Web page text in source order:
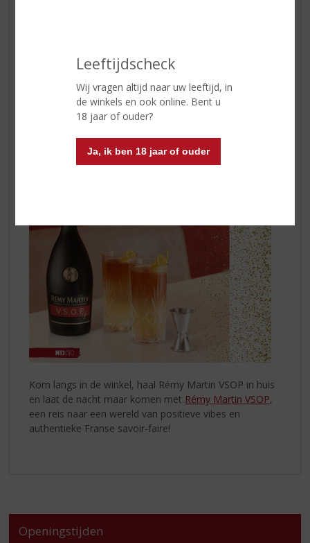
Leeftijdscheck
Wij vragen altijd naar uw leeftijd, in
de winkels en ook online. Bent u
18 jaar of ouder?
Ja, ik ben 18 jaar of ouder
Cocktail suggestie:RÉMY GINGER
50 ml Rémy Martin VSOP
Aanvullen met gemberbier
Angostura Bitters
Citroenzest
Kom langs in de winkel, haal Rémy Martin VSOP in huis
en laat de nacht maar komen met Rémy Martin VSOP,
een reis naar een wereld van positieve vibes en
authentieke Franse savoir-faire!
Openingstijden